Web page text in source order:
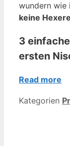
wundern wie
keine
3
ersten
Read more
Kategorien